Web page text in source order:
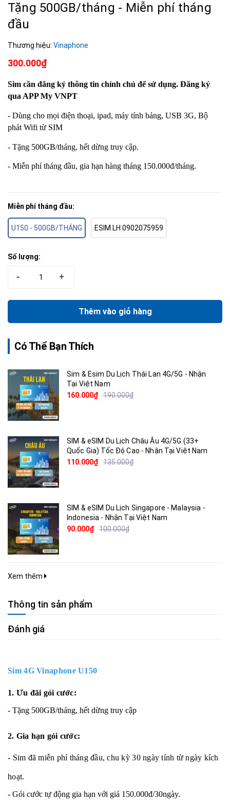
Tặng 500GB/tháng - Miễn phí tháng
đầu
Thương hiệu: Vinaphone
300.000₫
Sim cần đăng ký thông tin chính chủ để sử dụng. Đăng ký
qua APP My VNPT
- Dùng cho mọi điện thoại, ipad, máy tính bảng, USB 3G, Bộ
phát Wifi từ SIM
- Tặng 500GB/tháng, hết dừng truy cập.
- Miễn phí tháng đầu, gia hạn hàng tháng 150.000đ/tháng.
Miễn phí tháng đầu:
U150 - 500GB/THÁNG ESIM LH 0902075959
Số lượng:
- +
Thêm vào giỏ hàng
Có Thể Bạn Thích
Sim & Esim Du Lịch Thái Lan 4G/5G - Nhận
Tại Việt Nam
160.000₫ 190.000₫
SIM & eSIM Du Lịch Châu Âu 4G/5G (33+
Quốc Gia) Tốc Độ Cao - Nhận Tại Việt Nam
110.000₫ 135.000₫
SIM & eSIM Du Lịch Singapore - Malaysia -
Indonesia - Nhận Tại Việt Nam
90.000₫ 100.000₫
Xem thêm
Thông tin sản phẩm
Đánh giá
Sim 4G Vinaphone U150
1. Ưu đãi gói cước:
- Tặng 500GB/tháng, hết dừng truy cập
2. Gia hạn gói cước:
- Sim đã miễn phí tháng đầu, chu kỳ 30 ngày tính từ ngày kích
hoạt.
- Gói cước tự động gia hạn với giá 150.000đ/30ngày.